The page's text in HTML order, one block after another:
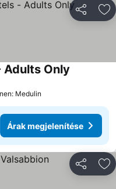
Adults Only
Medulin
Árak megjelenítése